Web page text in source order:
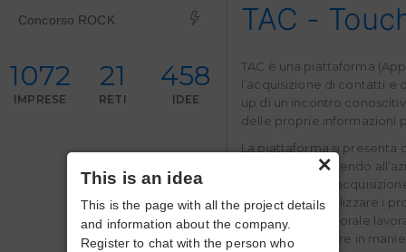
Concorso ROCK
1072
IMPRESE
21
RETI
458
IDEE
TAC -
TAC è una piattaforma
l’acquisizione di contatti e
up di un incontro
delle proprie informazioni
La piattaforma si
system, permettendo
le dinamiche di
aziendale, digitalizzare i
l’orizzonte temporale
soprattutto ridurre in
×
This is an idea
This is the page with all the project details
and information about the company.
Register to chat with the person who